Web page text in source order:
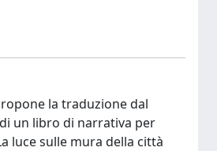
la traduzione dal
un libro di narrativa per
luce sulle mura della città